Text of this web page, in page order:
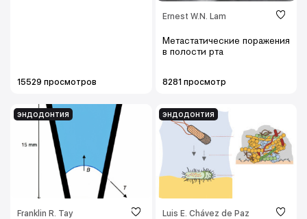
15529 просмотров
Ernest W.N. Lam
Метастатические поражения
в полости рта
8281 просмотр
эндодонтия
Franklin R. Tay
эндодонтия
Luis E. Chávez de Paz